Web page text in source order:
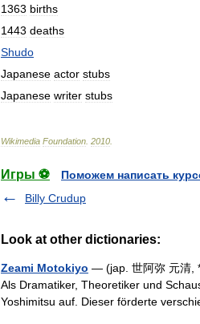
1363 births
1443 deaths
Shudo
Japanese actor stubs
Japanese writer stubs
Wikimedia Foundation 2010
Игры ⚽
Поможем написать
Billy Crudup
Look at other dictionaries:
Zeami Motokiyo — (jap. 世阿弥 元清,
Als Dramatiker, Theoretiker und
Yoshimitsu auf. Dieser förderte